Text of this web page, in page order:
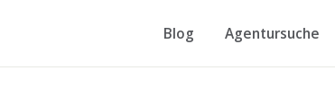
Blog Agentursuche